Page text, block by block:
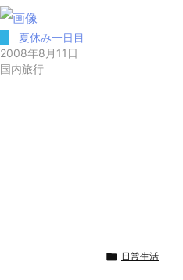
夏休み一日目
2008年8月11日
国内旅行
 日常生活